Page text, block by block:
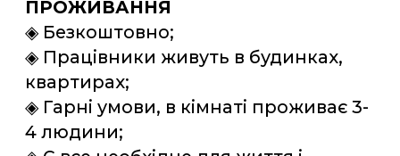
◈ м. Бухарест, Румунія.
ФОТО ЖИТЛА
*(варіант житла на одному з заїздів
під дану вакансію, фото отримано
від клієнтів нашої компанії)